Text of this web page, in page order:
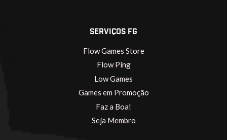
SERVIÇOS FG
Flow Games Store
Flow Ping
Low Games
Games em Promoção
Faz a Boa!
Seja Membro